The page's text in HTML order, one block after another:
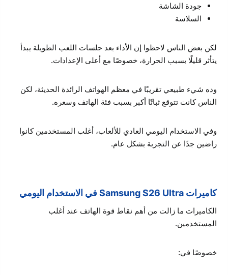
جودة الشاشة
السلاسة
لكن بعض الناس لاحظوا إن الأداء بعد جلسات اللعب الطويلة يبدأ
يتأثر قليلًا بسبب الحرارة، خصوصًا مع أعلى الإعدادات.
وده شيء طبيعي تقريبًا في معظم الهواتف الرائدة الحديثة، لكن
الناس كانت تتوقع ثباتًا أكبر بسبب فئة الهاتف وسعره.
وفي الاستخدام اليومي العادي للألعاب، أغلب المستخدمين كانوا
راضين جدًا عن التجربة بشكل عام.
كاميرات Samsung S26 Ultra في الاستخدام اليومي
الكاميرات ما زالت من أهم نقاط قوة الهاتف عند أغلب
المستخدمين.
خصوصًا في: